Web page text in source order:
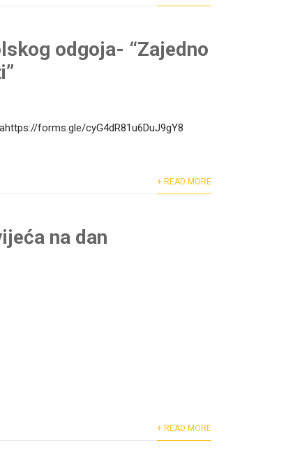
odgoja- “Zajedno
forms.gle/cyG4dR81u6DuJ9gY8
+ READ MORE
na dan
+ READ MORE